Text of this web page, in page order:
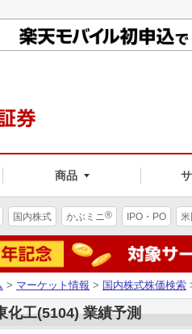
商品
国内株式 かぶミニ® IPO・PO
> マーケット情報 > 国内株式株価検索
化工(5104) 業績予測